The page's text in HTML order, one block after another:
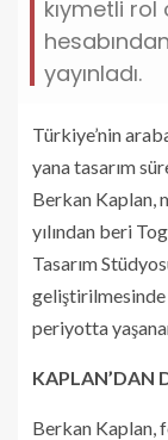
kıymetli rol
yayınladı.
Türkiye’nin
yana tasarım
Berkan Kaplan,
yılından beri
Tasarım
geliştirilmesinde
periyotta
KAPLAN’DAN
Berkan Kaplan,